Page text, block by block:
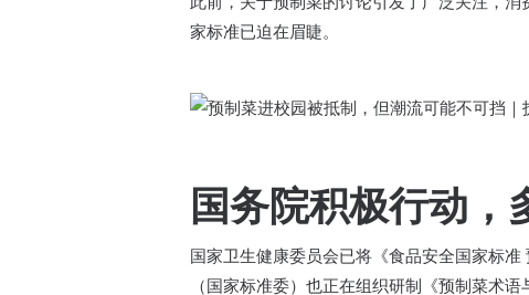
家标准已迫在眉睫。​
国务院积极行动，
国家卫生健康委员会已将《食品安全国家标
（国家标准委）也正在组织研制《预制菜术